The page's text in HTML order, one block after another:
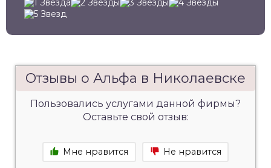
Отзывы о Альфа в Николаевске
Пользовались услугами данной фирмы?
Оставьте свой отзыв:
Мне нравится Не нравится